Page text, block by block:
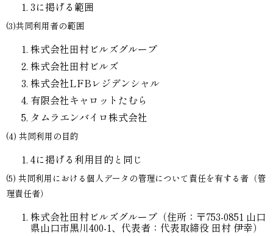
3に掲げる範囲
(3)共同利用者の範囲
株式会社田村ビルズグループ
株式会社田村ビルズ
株式会社LFBレジデンシャル
有限会社キャロットたむら
タムラエンバイロ株式会社
(4) 共同利用の目的
4に掲げる利用目的と同じ
(5) 共同利用における個人データの管理について責任を有する者（管
理責任者）
株式会社田村ビルズグループ（住所：〒753-0851 山口
県山口市黒川400-1、代表者：代表取締役 田村 伊幸）